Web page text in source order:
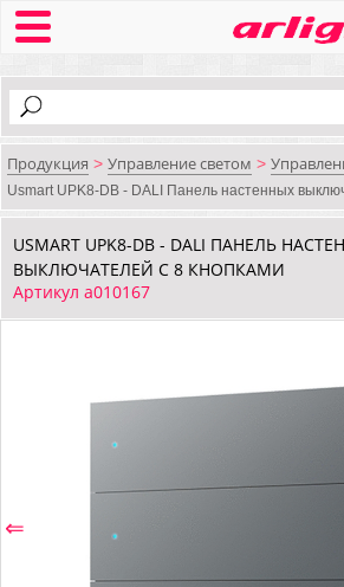
Продукция > Управление светом >
Usmart UPK8-DB - DALI Панель настенных
USMART UPK8-DB - DALI ПАНЕЛЬ
ВЫКЛЮЧАТЕЛЕЙ С 8 КНОПКАМИ
Артикул a010167
⇐